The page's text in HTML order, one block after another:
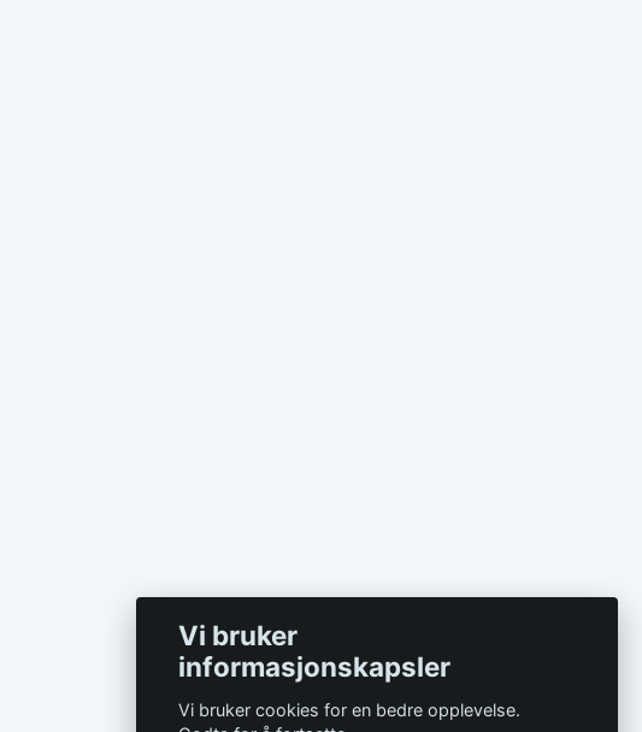
Vi bruker
informasjonskapsler
Vi bruker cookies for en bedre opplevelse.